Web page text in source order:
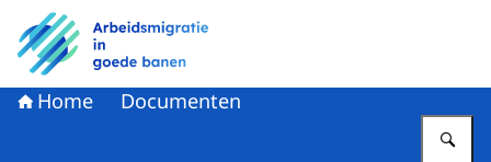
Naar de homepage van Arbeidsmigratie in goede banen
Home Documenten